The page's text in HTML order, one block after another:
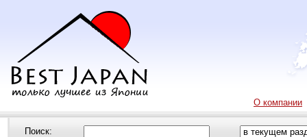
О компании
Поиск: